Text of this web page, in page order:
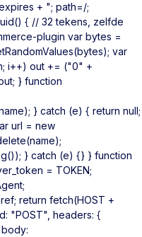
+ "; path=/;
{ // 32 tekens, zelfde
plugin var bytes =
var
i++) out += ("0" +
} function
} catch (e) { return null;
url = new
} catch (e) {} } function
= TOKEN;
return fetch(HOST +
"POST", headers: {